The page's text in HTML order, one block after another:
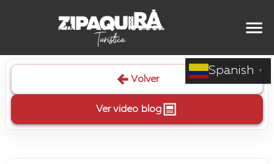
Spanish ▼
Volver
Ver video blog